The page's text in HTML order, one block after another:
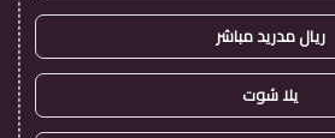
ريال مدريد مباشر
يلا شوت